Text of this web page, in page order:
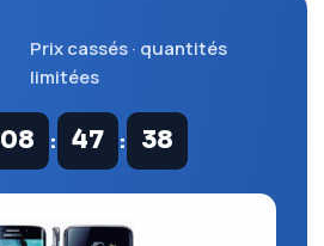
Prix cassés · quantités
limitées
08 : 47 : 37